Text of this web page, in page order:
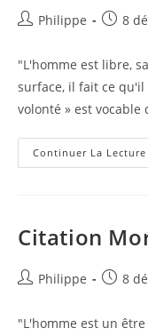
Auteur/autrice
la
publication :
Philippe 8
"L'homme est libre,
surface, il fait ce qu'il
volonté » est
Continuer La Lecture
Citation
Auteur/autrice
la
Philippe 8
"L'homme est un